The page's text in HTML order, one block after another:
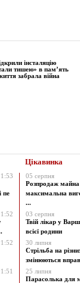
інсталяцію
тишею» в пам’ять
забрала війна
Цікавинка
пе
05 серпня
Розпродаж майна
максимальна
...
03 серпня
Твій лікар у
всієї родини
30 липня
Стрільба на
змінюються
25 липня
Парасолька для